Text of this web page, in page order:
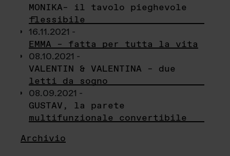
MONIKA– il tavolo pieghevole
flessibile
16.11.2021 -
EMMA – fatta per tutta la vita
08.10.2021 -
VALENTIN & VALENTINA – due
letti da sogno
08.09.2021 -
GUSTAV, la parete
multifunzionale convertibile
Archivio